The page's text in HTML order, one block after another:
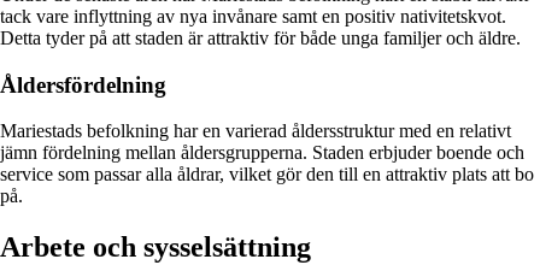
tack vare inflyttning av nya invånare samt en positiv nativitetskvot.
Detta tyder på att staden är attraktiv för både unga familjer och äldre.
Åldersfördelning
Mariestads befolkning har en varierad åldersstruktur med en relativt
jämn fördelning mellan åldersgrupperna. Staden erbjuder boende och
service som passar alla åldrar, vilket gör den till en attraktiv plats att bo
på.
Arbete och sysselsättning